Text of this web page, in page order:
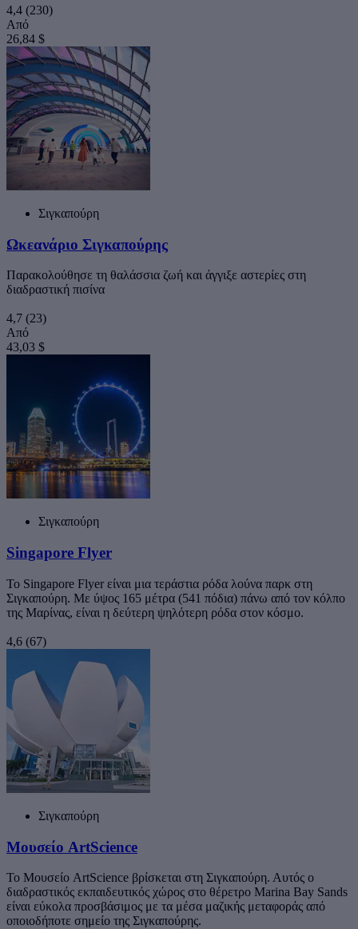
4,4 (230)
Από
26,84 $
Σιγκαπούρη
Ωκεανάριο Σιγκαπούρης
Παρακολούθησε τη θαλάσσια ζωή και άγγιξε αστερίες στη
διαδραστική πισίνα
4,7 (23)
Από
43,03 $
Σιγκαπούρη
Singapore Flyer
Το Singapore Flyer είναι μια τεράστια ρόδα λούνα παρκ στη
Σιγκαπούρη. Με ύψος 165 μέτρα (541 πόδια) πάνω από τον κόλπο
της Μαρίνας, είναι η δεύτερη ψηλότερη ρόδα στον κόσμο.
4,6 (67)
Σιγκαπούρη
Μουσείο ArtScience
Το Μουσείο ArtScience βρίσκεται στη Σιγκαπούρη. Αυτός ο
διαδραστικός εκπαιδευτικός χώρος στο θέρετρο Marina Bay Sands
είναι εύκολα προσβάσιμος με τα μέσα μαζικής μεταφοράς από
οποιοδήποτε σημείο της Σιγκαπούρης.